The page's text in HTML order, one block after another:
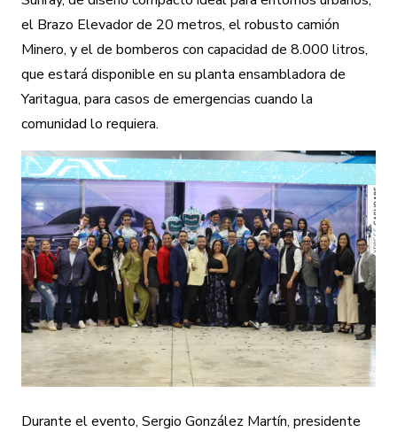
el Brazo Elevador de 20 metros, el robusto camión
Minero, y el de bomberos con capacidad de 8.000 litros,
que estará disponible en su planta ensambladora de
Yaritagua, para casos de emergencias cuando la
comunidad lo requiera.
Durante el evento, Sergio González Martín, presidente